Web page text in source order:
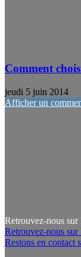
Comment
jeudi 5 juin 2014
Afficher un
Retrouvez-nous sur
Retrouvez-nous sur
Restons en contact